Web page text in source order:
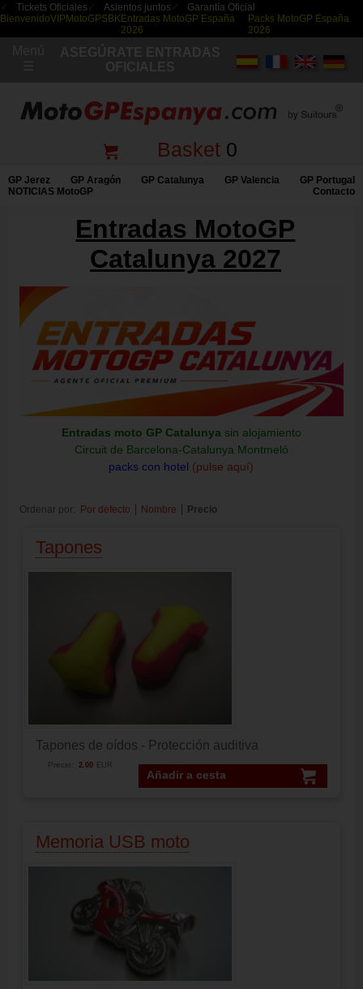
Tickets Oficiales Asientos juntos
Garantía Oficial
BienvenidoVIP MotoGPSBKEntradas MotoGP España
2026
Packs MotoGP España
2026
Basket0
GP Jerez GP Aragón GP Catalunya GP Valencia
GP Portugal
NOTICIAS MotoGP
Contacto
Entradas MotoGP
Catalunya 2027
Entradas moto GP Catalunya sin alojamiento
Circuit de Barcelona-Catalunya Montmeló
packs con hotel (pulse aquí)
Ordenar por: Por defecto Nombre Precio
Tapones
Tapones de oídos - Protección auditiva
Añadir a cesta
Precio: 2.00 EUR
Memoria USB moto